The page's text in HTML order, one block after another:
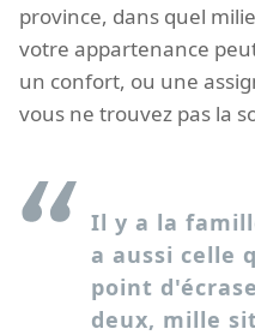
province, dans quel
votre appartenance
un confort, ou une
vous ne trouvez pas la
Il y a la
a aussi celle
point
deux, mille